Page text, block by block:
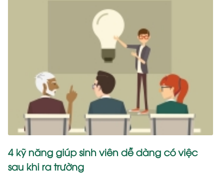
4 kỹ năng giúp sinh viên dễ dàng có việc
sau khi ra trường